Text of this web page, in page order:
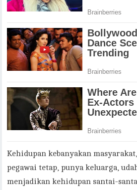
Kehidupan kebanyakan
pegawai tetap, punya keluarga,
menjadikan kehidupan santai-